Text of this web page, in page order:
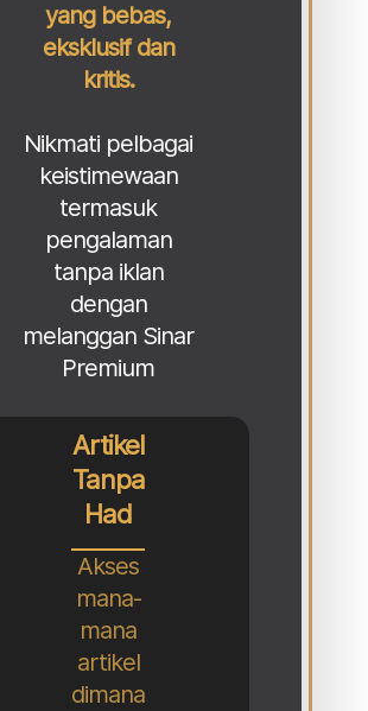
yang bebas,
eksklusif dan
kritis.
Nikmati pelbagai
keistimewaan
termasuk
pengalaman
tanpa iklan
dengan
melanggan Sinar
Premium
Artikel
Tanpa
Had
Akses
mana-
mana
artikel
dimana